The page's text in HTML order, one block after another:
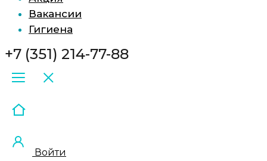
Вакансии
Гигиена
+7 (351) 214-77-88
Войти